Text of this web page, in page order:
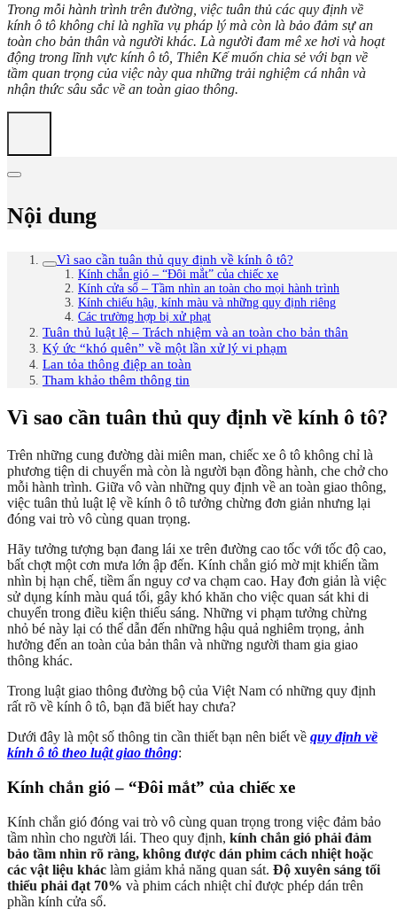
Trong mỗi hành trình trên đường, việc tuân thủ các quy định về
kính ô tô không chỉ là nghĩa vụ pháp lý mà còn là bảo đảm sự an
toàn cho bản thân và người khác. Là người đam mê xe hơi và hoạt
động trong lĩnh vực kính ô tô, Thiên Kế muốn chia sẻ với bạn về
tầm quan trọng của việc này qua những trải nghiệm cá nhân và
nhận thức sâu sắc về an toàn giao thông.
Nội dung
Vì sao cần tuân thủ quy định về kính ô tô?
Kính chắn gió – “Đôi mắt” của chiếc xe
Kính cửa sổ – Tầm nhìn an toàn cho mọi hành trình
Kính chiếu hậu, kính màu và những quy định riêng
Các trường hợp bị xử phạt
Tuân thủ luật lệ – Trách nhiệm và an toàn cho bản thân
Ký ức “khó quên” về một lần xử lý vi phạm
Lan tỏa thông điệp an toàn
Tham khảo thêm thông tin
Vì sao cần tuân thủ quy định về kính ô tô?
Trên những cung đường dài miên man, chiếc xe ô tô không chỉ là
phương tiện di chuyển mà còn là người bạn đồng hành, che chở cho
mỗi hành trình. Giữa vô vàn những quy định về an toàn giao thông,
việc tuân thủ luật lệ về kính ô tô tưởng chừng đơn giản nhưng lại
đóng vai trò vô cùng quan trọng.
Hãy tưởng tượng bạn đang lái xe trên đường cao tốc với tốc độ cao,
bất chợt một cơn mưa lớn ập đến. Kính chắn gió mờ mịt khiến tầm
nhìn bị hạn chế, tiềm ẩn nguy cơ va chạm cao. Hay đơn giản là việc
sử dụng kính màu quá tối, gây khó khăn cho việc quan sát khi di
chuyển trong điều kiện thiếu sáng. Những vi phạm tưởng chừng
nhỏ bé này lại có thể dẫn đến những hậu quả nghiêm trọng, ảnh
hưởng đến an toàn của bản thân và những người tham gia giao
thông khác.
Trong luật giao thông đường bộ của Việt Nam có những quy định
rất rõ về kính ô tô, bạn đã biết hay chưa?
Dưới đây là một số thông tin cần thiết bạn nên biết về quy định về
kính ô tô theo luật giao thông:
Kính chắn gió – “Đôi mắt” của chiếc xe
Kính chắn gió đóng vai trò vô cùng quan trọng trong việc đảm bảo
tầm nhìn cho người lái. Theo quy định, kính chắn gió phải đảm
bảo tầm nhìn rõ ràng, không được dán phim cách nhiệt hoặc
các vật liệu khác làm giảm khả năng quan sát. Độ xuyên sáng tối
thiểu phải đạt 70% và phim cách nhiệt chỉ được phép dán trên
phần kính cửa sổ.